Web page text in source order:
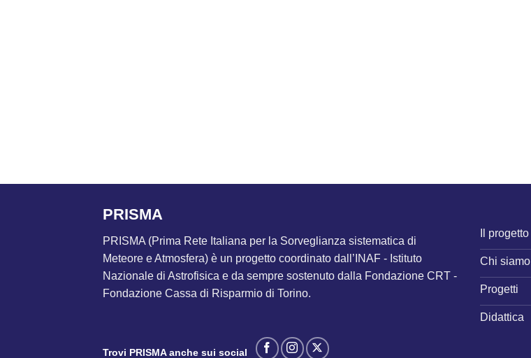
PRISMA
PRISMA (Prima Rete Italiana per la Sorveglianza sistematica di
Meteore e Atmosfera) è un progetto coordinato dall’INAF - Istituto
Nazionale di Astrofisica e da sempre sostenuto dalla Fondazione CRT -
Fondazione Cassa di Risparmio di Torino.
Trovi PRISMA anche sui social
Il progetto
Chi siamo
Progetti
Didattica